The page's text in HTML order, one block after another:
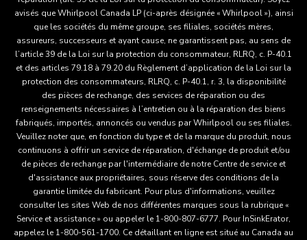
avisés que Whirlpool Canada LP (ci-après désignée « Whirlpool »), ainsi
que les sociétés du même groupe, ses filiales, sociétés mères,
assureurs, successeurs et ayant cause, ne garantissent pas, au sens de
l’article 39 de la Loi sur la protection du consommateur, RLRQ, c. P-40.1
et des articles 79.18 à 79.20 du Règlement d’application de la Loi sur la
protection des consommateurs, RLRQ, c. P-40.1, r. 3, la disponibilité
des pièces de rechange, des services de réparation ou des
renseignements nécessaires à l’entretien ou à la réparation des biens
fabriqués, importés, annoncés ou vendus par Whirlpool ou ses filiales.
Veuillez noter que, en fonction du type et de la marque du produit, nous
continuons à offrir un service de réparation, d'échange de produit et/ou
de pièces de rechange par l'intermédiaire de notre Centre de service et
d'assistance aux propriétaires, sous réserve des conditions de la
garantie limitée du fabricant. Pour plus d'informations, veuillez
consulter les sites Web de nos différentes marques sous la rubrique «
Service et assistance » ou appeler le 1-800-807-6777. Pour InSinkErator,
appelez le 1-800-561-1700. Ce détaillant en ligne est situé au Canada au